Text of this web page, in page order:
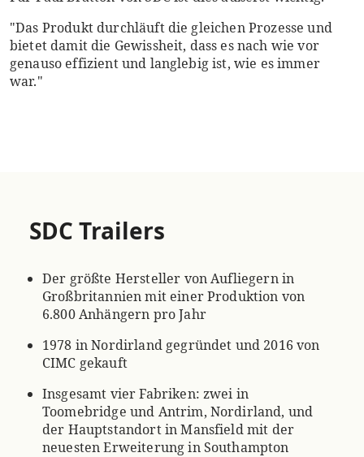
"Das Produkt durchläuft die gleichen Prozesse und
bietet damit die Gewissheit, dass es nach wie vor
genauso effizient und langlebig ist, wie es immer
war."
SDC Trailers
Der größte Hersteller von Aufliegern in
Großbritannien mit einer Produktion von
6.800 Anhängern pro Jahr
1978 in Nordirland gegründet und 2016 von
CIMC gekauft
Insgesamt vier Fabriken: zwei in
Toomebridge und Antrim, Nordirland, und
der Hauptstandort in Mansfield mit der
neuesten Erweiterung in Southampton